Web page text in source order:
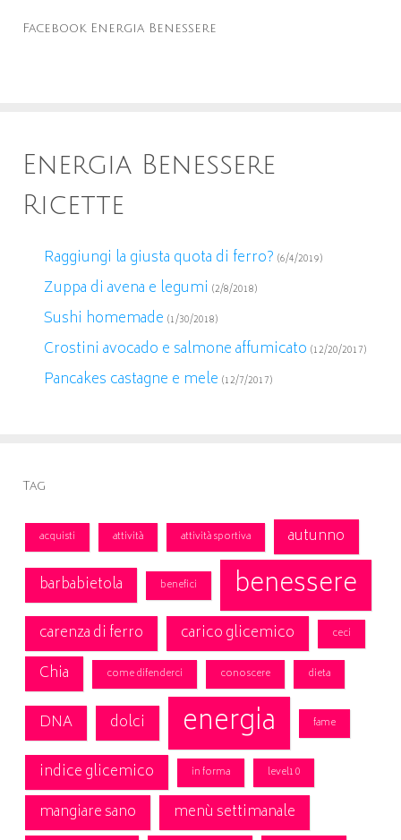
Facebook Energia Benessere
Energia Benessere
Ricette
Raggiungi la giusta quota di ferro? (6/4/2019)
Zuppa di avena e legumi (2/8/2018)
Sushi homemade (1/30/2018)
Crostini avocado e salmone affumicato (12/20/2017)
Pancakes castagne e mele (12/7/2017)
Tag
acquisti attività attività sportiva
autunno
barbabietola
benefici benessere
carenza di ferro carico glicemico ceci
Chia come difenderci conoscere dieta
DNA dolci energia fame
indice glicemico in forma level10
mangiare sano
menù settimanale